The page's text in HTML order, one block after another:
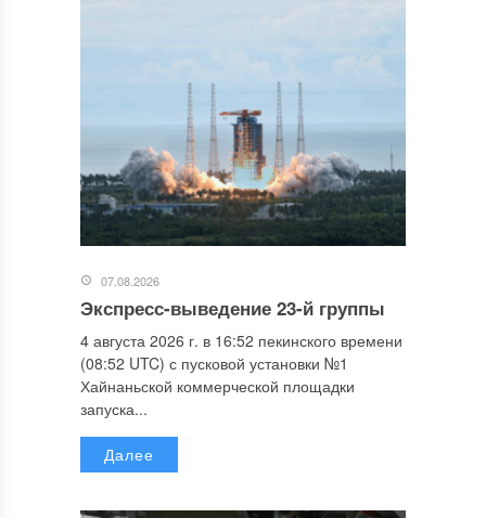
07.08.2026
Экспресс-выведение 23-й группы
4 августа 2026 г. в 16:52 пекинского времени
(08:52 UTC) с пусковой установки №1
Хайнаньской коммерческой площадки
запуска...
Далее